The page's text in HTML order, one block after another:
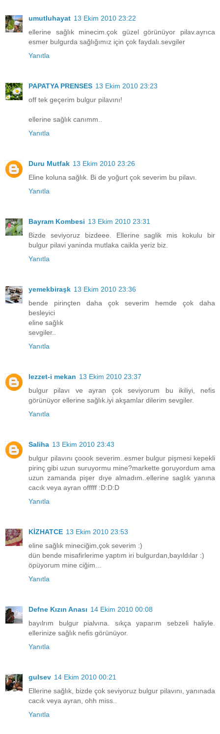
umutluhayat 13 Ekim 2010 23:22
ellerine sağlık minecim.çok güzel görünüyor pilav.ayrıca
esmer bulgurda sağlığımız için çok faydalı.sevgiler
Yanıtla
PAPATYA PRENSES 13 Ekim 2010 23:23
off tek geçerim bulgur pilavını!
ellerine sağlık canımm..
Yanıtla
Duru Mutfak 13 Ekim 2010 23:26
Eline koluna sağlık. Bi de yoğurt çok severim bu pilavı.
Yanıtla
Bayram Kombesi 13 Ekim 2010 23:31
Bizde seviyoruz bizdeee. Ellerine saglik mis kokulu bir
bulgur pilavi yaninda mutlaka caikla yeriz biz.
Yanıtla
yemekbiraşk 13 Ekim 2010 23:36
bende pirinçten daha çok severim hemde çok daha
besleyici
eline sağlık
sevgiler..
Yanıtla
lezzet-i mekan 13 Ekim 2010 23:37
bulgur pilavı ve ayran çok seviyorum bu ikiliyi, nefis
görünüyor ellerine sağlık.iyi akşamlar dilerim sevgiler.
Yanıtla
Saliha 13 Ekim 2010 23:43
bulgur pilavını çoook severim..esmer bulgur pişmesi kepekli
pirinç gibi uzun suruyormu mine?markette goruyordum ama
uzun zamanda pişer dıye almadım..ellerine saglık yanına
cacık veya ayran offfff :D:D:D
Yanıtla
KİZHATCE 13 Ekim 2010 23:53
eline sağlık mineciğim,çok severim :)
dün bende misafirlerime yaptım iri bulgurdan,bayıldılar :)
öpüyorum mine ciğim...
Yanıtla
Defne Kızın Anası 14 Ekim 2010 00:08
bayılrım bulgur pialvına. sıkça yaparım sebzeli haliyle.
ellerinize sağlık nefis görünüyor.
Yanıtla
gulsev 14 Ekim 2010 00:21
Ellerine sağlık, bizde çok seviyoruz bulgur pilavını, yanınada
cacık veya ayran, ohh miss..
Yanıtla